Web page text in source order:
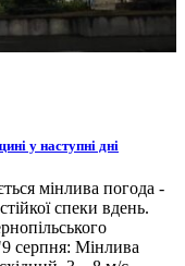
у наступні дні
мінлива погода -
спеки вдень.
серпня: Мінлива